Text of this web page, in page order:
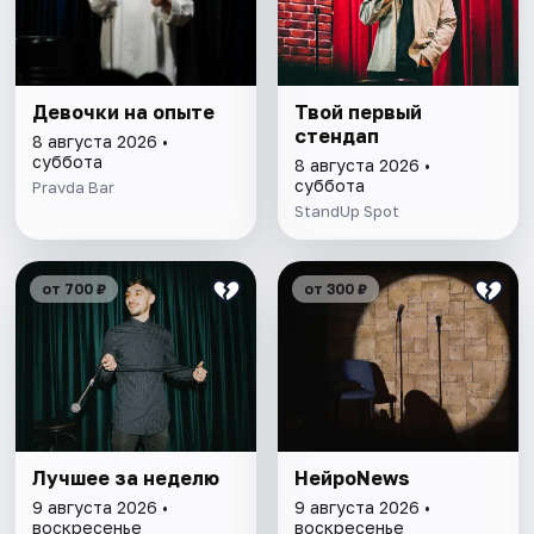
Девочки на опыте
8 августа 2026 •
суббота
Pravda Bar
Твой первый
стендап
8 августа 2026 •
суббота
StandUp Spot
от 700 ₽
Лучшее за неделю
9 августа 2026 •
воскресенье
от 300 ₽
НейроNews
9 августа 2026 •
воскресенье